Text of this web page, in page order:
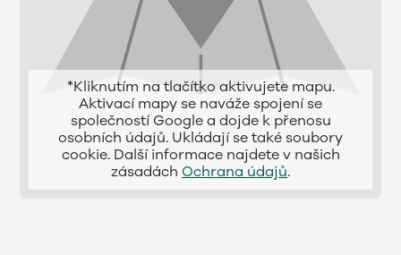
*Kliknutím na tlačítko aktivujete mapu.
Aktivací mapy se naváže spojení se
společností Google a dojde k přenosu
osobních údajů. Ukládají se také soubory
cookie. Další informace najdete v našich
zásadách Ochrana údajů.